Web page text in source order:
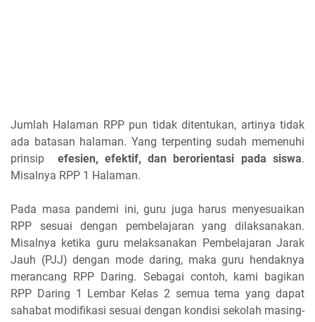
Jumlah Halaman RPP pun tidak ditentukan, artinya tidak
ada batasan halaman. Yang terpenting sudah memenuhi
prinsip efesien, efektif, dan berorientasi pada siswa.
Misalnya RPP 1 Halaman.
Pada masa pandemi ini, guru juga harus menyesuaikan
RPP sesuai dengan pembelajaran yang dilaksanakan.
Misalnya ketika guru melaksanakan Pembelajaran Jarak
Jauh (PJJ) dengan mode daring, maka guru hendaknya
merancang RPP Daring. Sebagai contoh, kami bagikan
RPP Daring 1 Lembar Kelas 2 semua tema yang dapat
sahabat modifikasi sesuai dengan kondisi sekolah masing-